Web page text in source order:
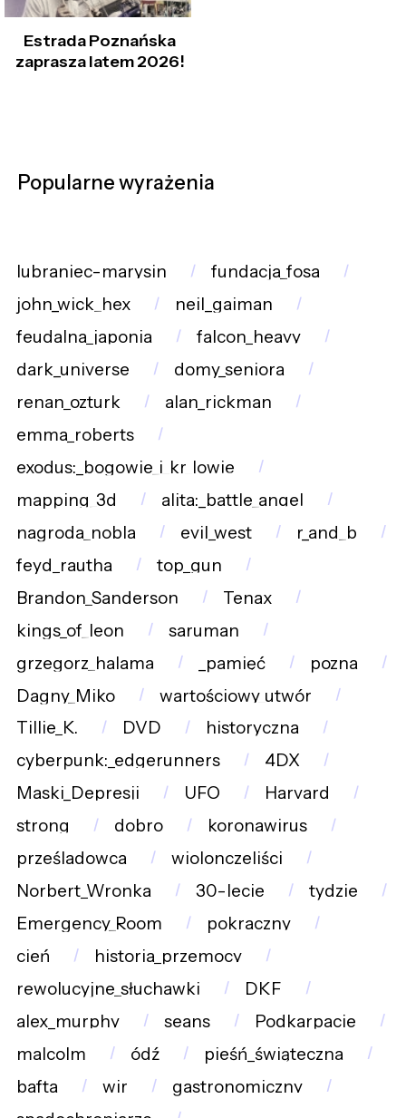
Estrada Poznańska
zaprasza latem 2026!
Popularne wyrażenia
lubraniec-marysin
fundacja_fosa
john_wick_hex
neil_gaiman
feudalna_japonia
falcon_heavy
dark_universe
domy_seniora
renan_ozturk
alan_rickman
emma_roberts
exodus:_bogowie_i_kr_lowie
mapping_3d
alita:_battle_angel
nagroda_nobla
evil_west
r_and_b
feyd_rautha
top_gun
Brandon_Sanderson
Tenax
kings_of_leon
saruman
grzegorz_halama
_pamięć
pozna
Dagny_Miko
wartościowy_utwór
Tillie_K.
DVD
historyczna
cyberpunk:_edgerunners
4DX
Maski_Depresji
UFO
Harvard
strong
dobro
koronawirus
prześladowca
wiolonczeliści
Norbert_Wronka
30-lecie
tydzie
Emergency_Room
pokraczny
cień
historia_przemocy
rewolucyjne_słuchawki
DKF
alex_murphy
seans
Podkarpacie
malcolm
ódź
pieśń_świąteczna
bafta
wir
gastronomiczny